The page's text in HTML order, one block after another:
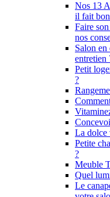
Nos 13
il fait
Faire
nos
Salon
entretien
Petit
?
La dolce
Petite
?
Meuble
Quel
Le